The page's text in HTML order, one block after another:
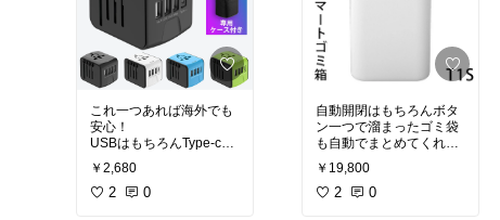
これ一つあれば海外でも
安心！
USBはもちろんType-cも
使えるから超便利。USB
も一つじゃないから友達
ともシェアして使える
￥2,680
2 0
自動開閉はもちろんボタ
ン一つで溜まったゴミ袋
も自動でまとめてくれる
めちゃくちゃ便利アイテ
ム
手もまったく汚れること
￥19,800
2 0